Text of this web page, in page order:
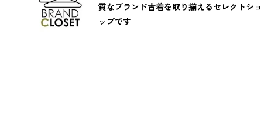
質なブランド古着を取り揃えるセレクトショ
ップです